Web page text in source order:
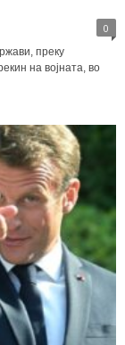
0
преку
на војната, во